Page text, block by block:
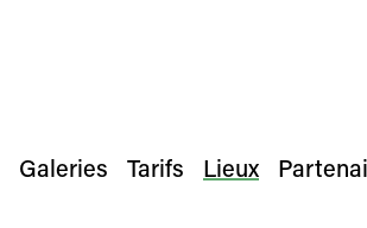
Galeries Tarifs Lieux